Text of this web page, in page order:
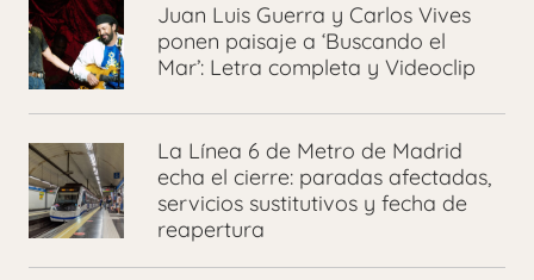
Juan Luis Guerra y Carlos Vives
ponen paisaje a ‘Buscando el
Mar’: Letra completa y Videoclip
La Línea 6 de Metro de Madrid
echa el cierre: paradas afectadas,
servicios sustitutivos y fecha de
reapertura